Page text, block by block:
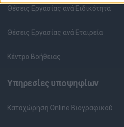
Θέσεις Εργασίας ανά Ειδικότητα
Θέσεις Εργασίας ανά Εταιρεία
Κέντρο Βοήθειας
Υπηρεσίες υποψηφίων
Καταχώρηση Online Βιογραφικού